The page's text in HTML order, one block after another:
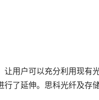
用户可以充分利用现有
了延伸。思科光纤及存